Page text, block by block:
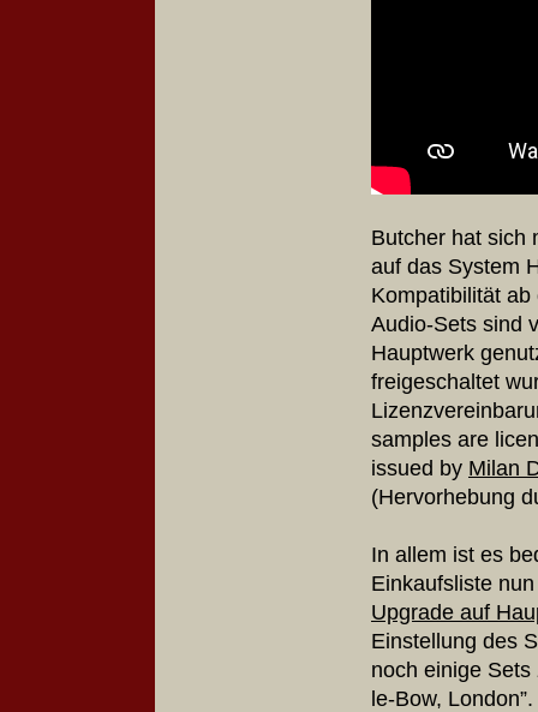
Butcher hat sich
auf das System
Kompatibilität
Audio-Sets sind
Hauptwerk
freigeschaltet
samples are
issued by Milan
(Hervorhebung
In allem ist es
Einkaufsliste
Upgrade auf
Einstellung des
noch einige
le-Bow, London”